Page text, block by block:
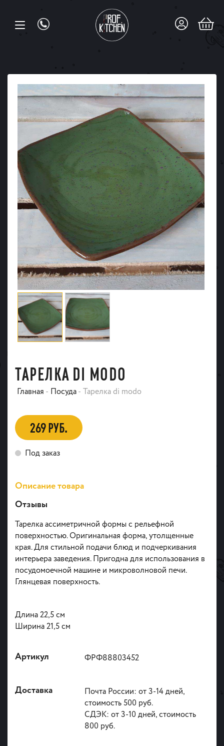
ТАРЕЛКА DI MODO
Главная - Посуда- Тарелка di modo
269 РУБ.
Под заказ
Описание товара
Отзывы
Тарелка ассиметричной формы с рельефной
поверхностью. Оригинальная форма, утолщенные
края. Для стильной подачи блюд и подчеркивания
интерьера заведения. Пригодна для использования в
посудомоечной машине и микроволновой печи.
Глянцевая поверхность.
Длина 22,5 см
Ширина 21,5 см
Артикул ФРФ88803452
Доставка
Почта России: от 3-14 дней,
стоимость 500 руб.
СДЭК: от 3-10 дней, стоимость
800 руб.